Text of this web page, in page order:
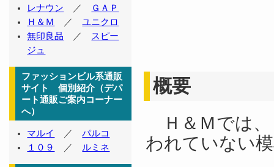
概要
Ｈ＆Ｍでは、
われていない
レナウン ／
ＧＡＰ
Ｈ＆Ｍ
／ユニクロ
無印良品 ／ スピー
ジュ
ファッションビル系通販
サイト 個別紹介（デパ
ート通販ご案内コーナー
へ）
マルイ ／パルコ
１０９
／ ルミネ